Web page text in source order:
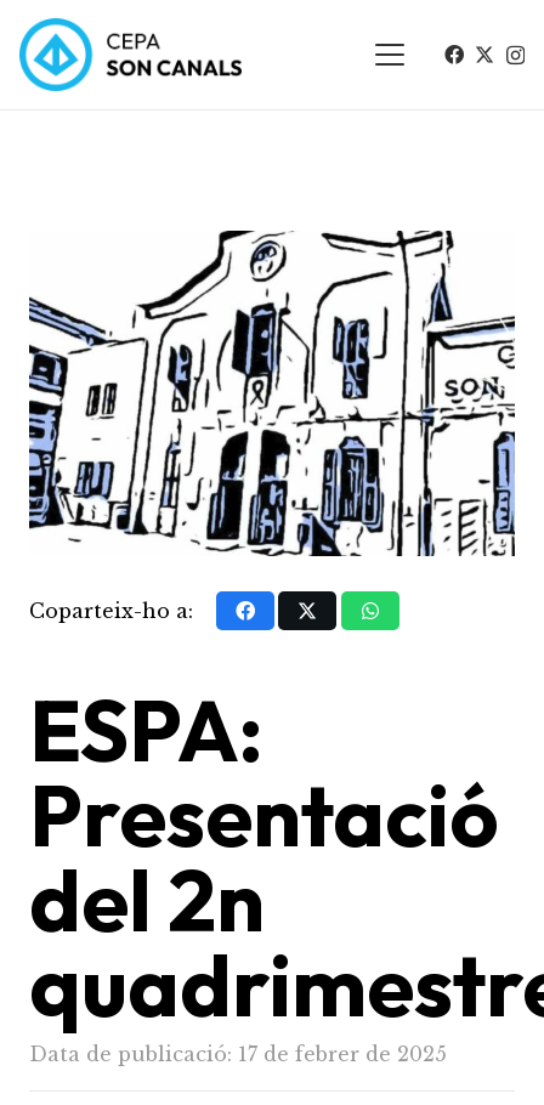
Coparteix-ho a:
ESPA:
Presentació
del 2n
Data de publicació: 17 de febrer de 2025